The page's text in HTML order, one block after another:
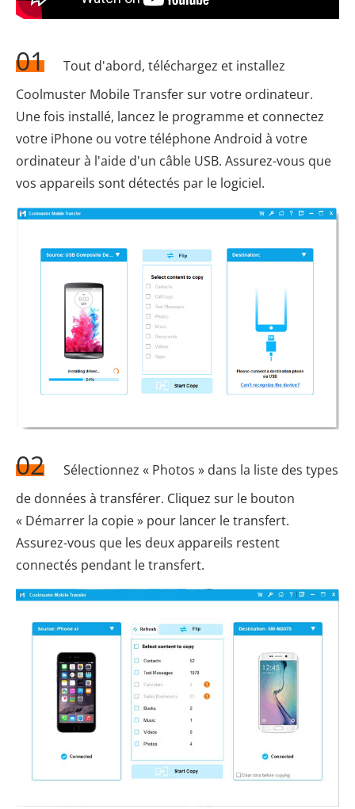
01
Tout d'abord, téléchargez et installez
Coolmuster Mobile Transfer sur votre ordinateur.
Une fois installé, lancez le programme et connectez
votre iPhone ou votre téléphone Android à votre
ordinateur à l'aide d'un câble USB. Assurez-vous que
vos appareils sont détectés par le logiciel.
02
Sélectionnez « Photos » dans la liste des types
de données à transférer. Cliquez sur le bouton
« Démarrer la copie » pour lancer le transfert.
Assurez-vous que les deux appareils restent
connectés pendant le transfert.